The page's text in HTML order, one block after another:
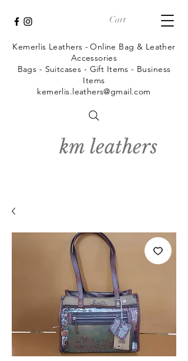
Cart
km leathers
Kemerlis Leathers - Online Bag & Leather
Accessories
Bags - Suitcases - Gift Items - Business
Items
kemerlis.leathers@gmail.com